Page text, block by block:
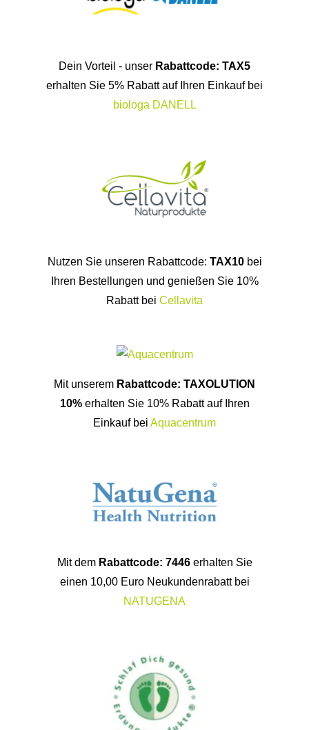
Dein Vorteil - unser Rabattcode: TAX5
erhalten Sie 5% Rabatt auf Ihren Einkauf bei
biologa DANELL
Nutzen Sie unseren Rabattcode: TAX10bei
Ihren Bestellungen und genießen Sie 10%
Rabatt bei Cellavita
Mit unserem Rabattcode: TAXOLUTION
10%erhalten Sie 10% Rabatt auf Ihren
Einkauf bei Aquacentrum
Mit dem Rabattcode: 7446erhalten Sie
einen 10,00 Euro Neukundenrabatt bei
NATUGENA